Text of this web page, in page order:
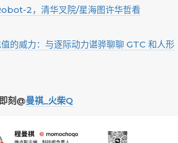
2，清华叉院/星海图许华哲看
的威力：与逐际动力谌骅聊聊 GTC 和人形
即刻@曼祺_火柴Q